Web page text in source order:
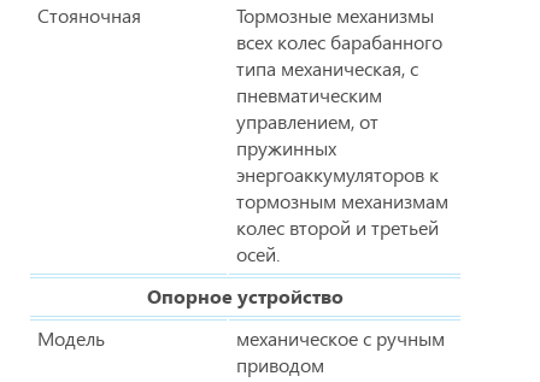
Стояночная
Тормозные механизмы
всех колес барабанного
типа механическая, с
пневматическим
управлением, от
пружинных
энергоаккумуляторов к
тормозным механизмам
колес второй и третьей
осей.
Опорное устройство
Модель
механическое с ручным
приводом